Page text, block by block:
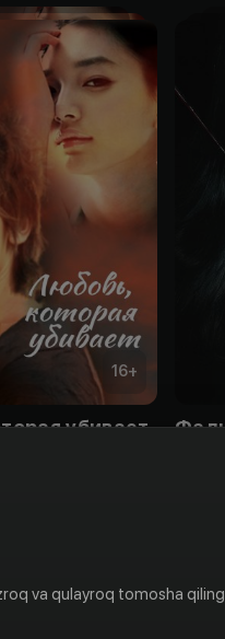
16+
убивает
va qulayroq tomosha qiling.